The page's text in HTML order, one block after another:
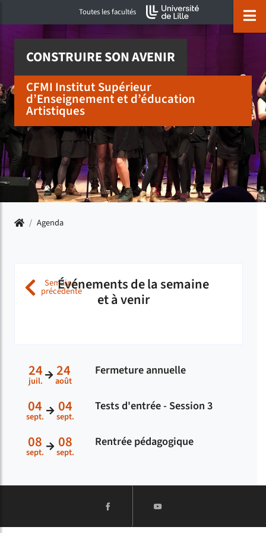
Accéder au menu principal
Accéder à la recherche
Accéder au pied de pageToutes les facultés
CONSTRUIRE SON AVENIR
CFMI Institut Supérieur
d’Enseignement et d’éducation
Artistiques
Accueil
/ Agenda
Semaine
précédente
( Du 2026-08-03 au 09-08-
Événements de la semaine
et à venir
24
juil.(juil.)
24
août(août)
Fermeture annuelle
04
sept.(sept.)
04
sept.(sept.)
Tests d'entrée - Session 3
08
sept.(sept.)
08
sept.(sept.)
Rentrée pédagogique